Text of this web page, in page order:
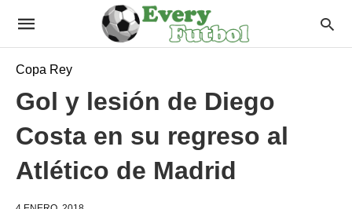
Copa Rey
Gol y lesión de Diego
Costa en su regreso al
Atlético de Madrid